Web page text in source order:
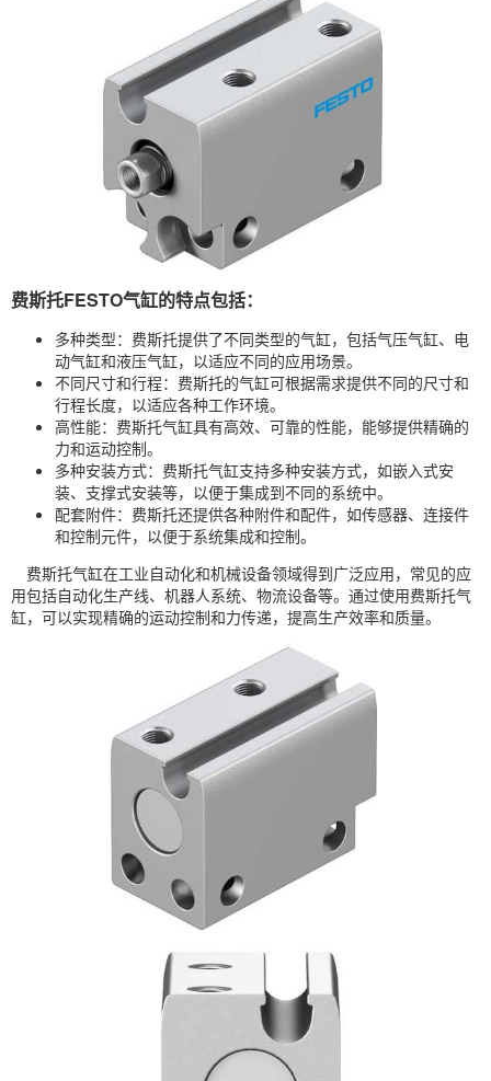
费斯托FESTO气缸的特点包括：
多种类型：费斯托提供了不同类型的气缸，包括气压气缸、电
动气缸和液压气缸，以适应不同的应用场景。
不同尺寸和行程：费斯托的气缸可根据需求提供不同的尺寸和
行程长度，以适应各种工作环境。
高性能：费斯托气缸具有高效、可靠的性能，能够提供精确的
力和运动控制。
多种安装方式：费斯托气缸支持多种安装方式，如嵌入式安
装、支撑式安装等，以便于集成到不同的系统中。
配套附件：费斯托还提供各种附件和配件，如传感器、连接件
和控制元件，以便于系统集成和控制。
费斯托气缸在工业自动化和机械设备领域得到广泛应用，常见的应
用包括自动化生产线、机器人系统、物流设备等。通过使用费斯托气
缸，可以实现精确的运动控制和力传递，提高生产效率和质量。